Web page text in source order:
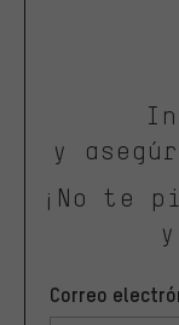
y
¡No te
y
Correo